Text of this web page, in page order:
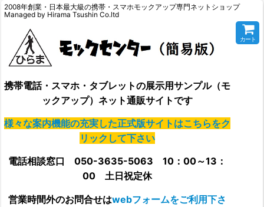
2008年創業・日本最大級の携帯・スマホモックアップ専門ネットショップ
Managed by Hirama Tsushin Co.ltd
携帯電話・スマホ・タブレットの展示用サンプル（モ
ックアップ）ネット通販サイトです
様々な案内機能の充実した正式版サイトはこちらをク
リックして下さい
電話相談窓口 050-3635-5063 10：00～13：
00 土日祝定休
営業時間外のお問合せはwebフォームをご利用下さ
カート